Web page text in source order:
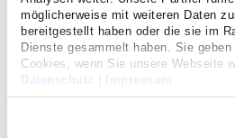
möglicherweise mit weiteren Daten
bereitgestellt haben oder die sie im
Dienste gesammelt haben. Sie
Cookies, wenn Sie unsere Webseite
Datenschutz
Impressum
Interstitielle Lungenerkrankungen
Lungenerkrankungen, die das
Alveolen (Lungenbläschen) befällt
Lungenfibrose führen können. Es